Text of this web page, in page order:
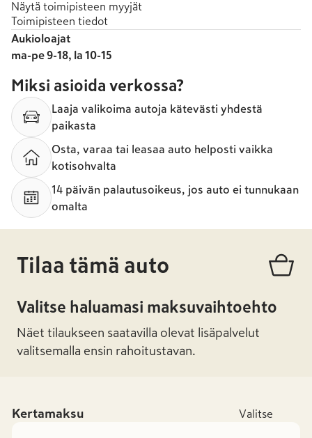
Näytä toimipisteen myyjät
Toimipisteen tiedot
Aukioloajat
ma-pe 9-18, la 10-15
Miksi asioida verkossa?
Laaja valikoima autoja kätevästi yhdestä
paikasta
Osta, varaa tai leasaa auto helposti vaikka
kotisohvalta
14 päivän palautusoikeus, jos auto ei tunnukaan
omalta
Tilaa tämä auto
Valitse haluamasi maksuvaihtoehto
Näet tilaukseen saatavilla olevat lisäpalvelut
valitsemalla ensin rahoitustavan.
Kertamaksu Valitse